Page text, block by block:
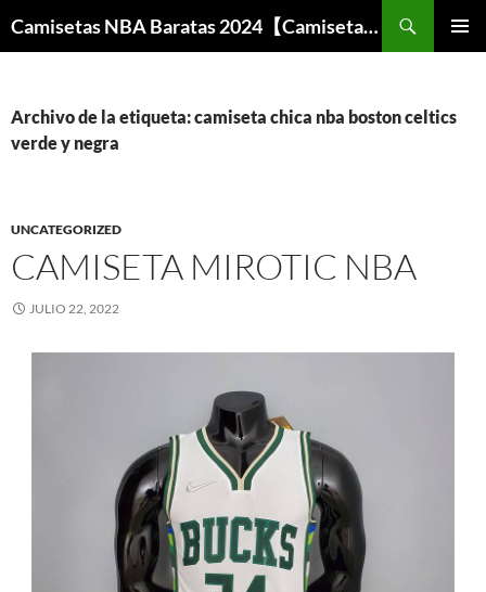
Camisetas NBA Baratas 2024【Camisetas Especiales Baloncesto】
Archivo de la etiqueta: camiseta chica nba boston celtics
verde y negra
UNCATEGORIZED
CAMISETA MIROTIC NBA
JULIO 22, 2022